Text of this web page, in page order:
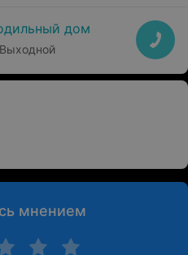
дом
Выходной
мнением